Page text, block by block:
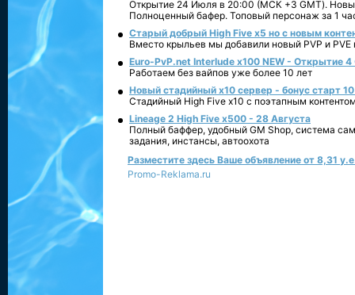
Открытие 24 Июля в 20:00 (МСК +3 GMT).
Полноценный бафер. Топовый персонаж за 1
Старый добрый High Five x5 но с новым
Вместо крыльев мы добавили новый PVP и PVE
Euro-PvP.net Interlude х100 NEW - Открытие 4
Работаем без вайпов уже более 10 лет
Новый стадийный х10 сервер - бонус старт
Стадийный High Five x10 с поэтапным
Lineage 2 High Five x500 - 28 Августа
Полный баффер, удобный GM Shop, система
задания, инстансы, автоохота
Разместите здесь Ваше объявление от 8,31
Promo-Reklama.ru